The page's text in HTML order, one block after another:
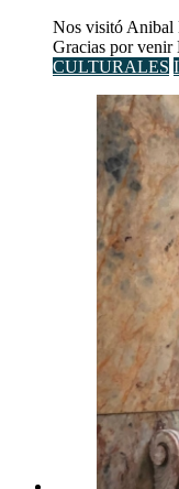
Nos visitó Anibal
Gracias por venir
CULTURALES